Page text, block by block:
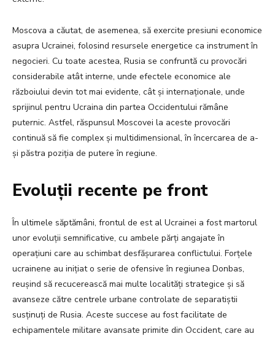
Moscova a căutat, de asemenea, să exercite presiuni economice
asupra Ucrainei, folosind resursele energetice ca instrument în
negocieri. Cu toate acestea, Rusia se confruntă cu provocări
considerabile atât interne, unde efectele economice ale
războiului devin tot mai evidente, cât și internaționale, unde
sprijinul pentru Ucraina din partea Occidentului rămâne
puternic. Astfel, răspunsul Moscovei la aceste provocări
continuă să fie complex și multidimensional, în încercarea de a-
și păstra poziția de putere în regiune.
Evoluții recente pe front
În ultimele săptămâni, frontul de est al Ucrainei a fost martorul
unor evoluții semnificative, cu ambele părți angajate în
operațiuni care au schimbat desfășurarea conflictului. Forțele
ucrainene au inițiat o serie de ofensive în regiunea Donbas,
reușind să recucerească mai multe localități strategice și să
avanseze către centrele urbane controlate de separatiștii
susținuți de Rusia. Aceste succese au fost facilitate de
echipamentele militare avansate primite din Occident, care au